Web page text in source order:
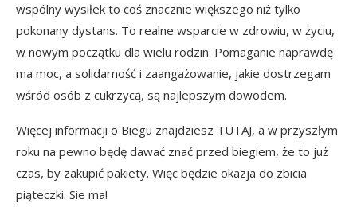
wspólny wysiłek to coś znacznie większego niż tylko
pokonany dystans. To realne wsparcie w zdrowiu, w życiu,
w nowym początku dla wielu rodzin. Pomaganie naprawdę
ma moc, a solidarność i zaangażowanie, jakie dostrzegam
wśród osób z cukrzycą, są najlepszym dowodem.
Więcej informacji o Biegu znajdziesz TUTAJ, a w przyszłym
roku na pewno będę dawać znać przed biegiem, że to już
czas, by zakupić pakiety. Więc będzie okazja do zbicia
piąteczki. Sie ma!